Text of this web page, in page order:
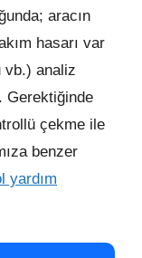
aracın
hasarı var
vb.) analiz
Gerektiğinde
çekme ile
benzer
yardım